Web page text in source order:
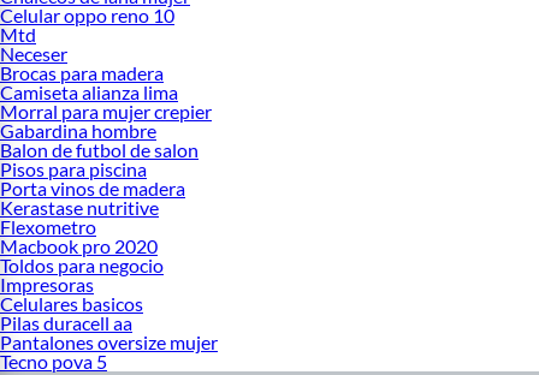
Celular oppo reno 10
Mtd
Neceser
Brocas para madera
Camiseta alianza lima
Morral para mujer crepier
Gabardina hombre
Balon de futbol de salon
Pisos para piscina
Porta vinos de madera
Kerastase nutritive
Flexometro
Macbook pro 2020
Toldos para negocio
Impresoras
Celulares basicos
Pilas duracell aa
Pantalones oversize mujer
Tecno pova 5